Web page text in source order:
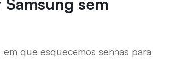
que esquecemos senhas para